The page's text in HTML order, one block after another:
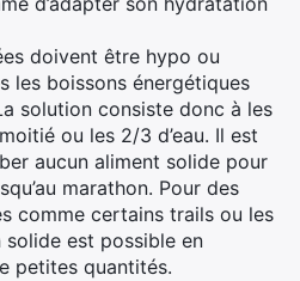
doivent être hypo ou
les boissons énergétiques
solution consiste donc à les
ou les 2/3 d’eau. Il est
aucun aliment solide pour
marathon. Pour des
comme certains trails ou les
solide est possible en
petites quantités.